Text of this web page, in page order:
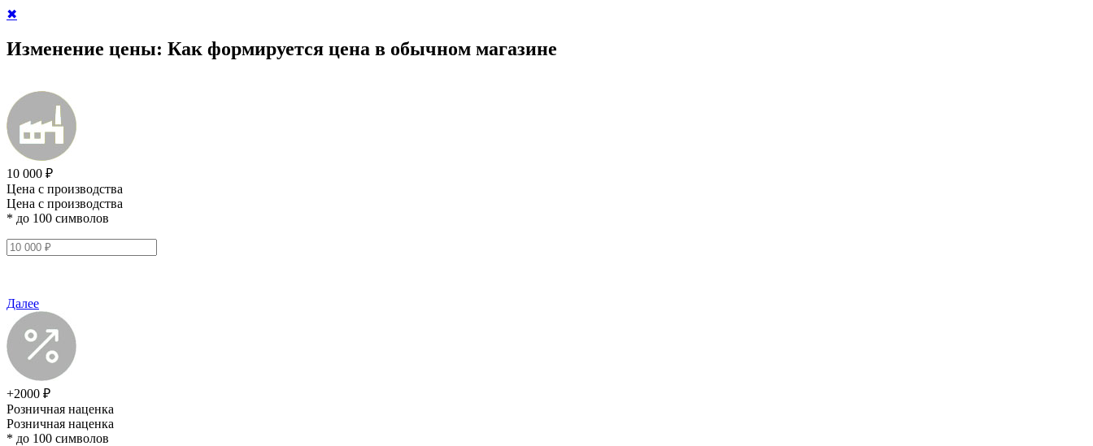
✖
Изменение цены: Как формируется цена в обычном магазине
10 000 ₽
Цена с производства
Цена с производства
* до 100 символов
Далее
+2000 ₽
Розничная наценка
Розничная наценка
* до 100 символов